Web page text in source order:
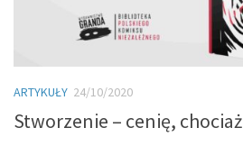
ARTYKUŁY 24/10/2020
Stworzenie – cenię,